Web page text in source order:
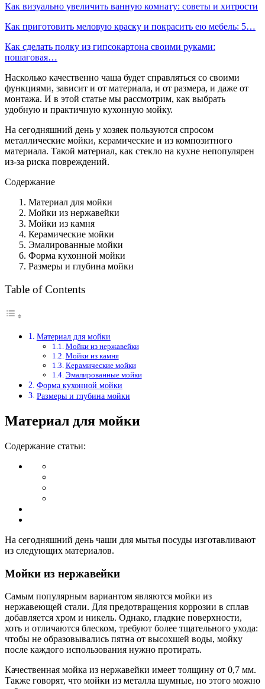
Как визуально увеличить ванную комнату: советы и хитрости
Как приготовить меловую краску и покрасить ею мебель: 5…
Как сделать полку из гипсокартона своими руками:
пошаговая…
Насколько качественно чаша будет справляться со своими
функциями, зависит и от материала, и от размера, и даже от
монтажа. И в этой статье мы рассмотрим, как выбрать
удобную и практичную кухонную мойку.
На сегодняшний день у хозяек пользуются спросом
металлические мойки, керамические и из композитного
материала. Такой материал, как стекло на кухне непопулярен
из-за риска повреждений.
Содержание
Материал для мойки
Мойки из нержавейки
Мойки из камня
Керамические мойки
Эмалированные мойки
Форма кухонной мойки
Размеры и глубина мойки
Table of Contents
Материал для мойки
Мойки из нержавейки
Мойки из камня
Керамические мойки
Эмалированные мойки
Форма кухонной мойки
Размеры и глубина мойки
Материал для мойки
Содержание статьи:
На сегодняшний день чаши для мытья посуды изготавливают
из следующих материалов.
Мойки из нержавейки
Самым популярным вариантом являются мойки из
нержавеющей стали. Для предотвращения коррозии в сплав
добавляется хром и никель. Однако, гладкие поверхности,
хоть и отличаются блеском, требуют более тщательного ухода:
чтобы не образовывались пятна от высохшей воды, мойку
после каждого использования нужно протирать.
Качественная мойка из нержавейки имеет толщину от 0,7 мм.
Также говорят, что мойки из металла шумные, но этого можно